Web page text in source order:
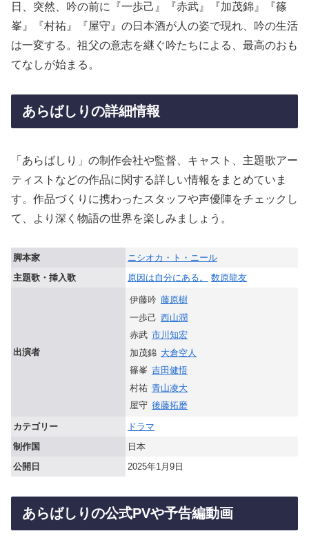
日、突然、吟の前に『一歩己』『赤武』『加茂錦』『篠
峯』『村祐』『屋守』の日本酒が人の姿で現れ、吟の生活
は一変する。祖父の意志を継ぐ吟たちによる、最高のおも
てなしが始まる。
あらばしりの詳細情報
「あらばしり」の制作会社や監督、キャスト、主題歌アー
ティストなどの作品に関する詳しい情報をまとめていま
す。作品づくりに携わったスタッフや声優陣をチェックし
て、より深く物語の世界を楽しみましょう。
脚本家
ニシオカ・ト・ニール
主題歌・挿入歌
原因は自分にある。 数原龍友
出演者
伊藤吟 藤原樹
一歩己 ⻄山潤
赤武 市川知宏
加茂錦 大倉空人
篠峯 吉田健悟
村祐 青山凌大
屋守 後藤拓磨
カテゴリー
ドラマ
制作国
日本
公開日
2025年1月9日
あらばしりの公式PVや予告編動画